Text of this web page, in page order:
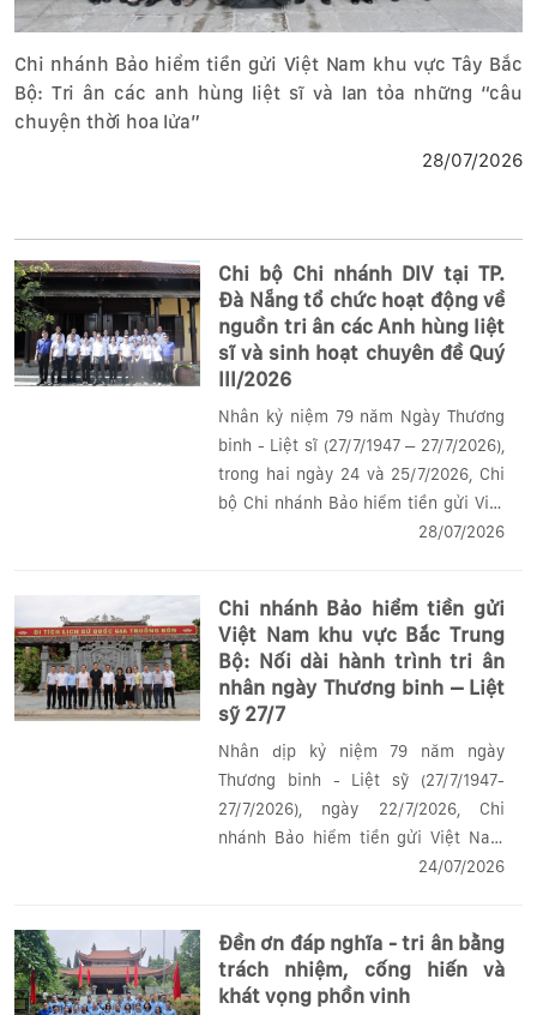
Chi nhánh Bảo hiểm tiền gửi Việt Nam khu vực Tây Bắc
Bộ: Tri ân các anh hùng liệt sĩ và lan tỏa những “câu
chuyện thời hoa lửa”
28/07/2026
Chi bộ Chi nhánh DIV tại TP.
Đà Nẵng tổ chức hoạt động về
nguồn tri ân các Anh hùng liệt
sĩ và sinh hoạt chuyên đề Quý
III/2026
Nhân kỷ niệm 79 năm Ngày Thương
binh - Liệt sĩ (27/7/1947 – 27/7/2026),
trong hai ngày 24 và 25/7/2026, Chi
bộ Chi nhánh Bảo hiểm tiền gửi Việt
Nam (DIV) tại TP. Đà Nẵng đã tổ chức
28/07/2026
Chi nhánh Bảo hiểm tiền gửi
Việt Nam khu vực Bắc Trung
Bộ: Nối dài hành trình tri ân
nhân ngày Thương binh – Liệt
sỹ 27/7
Nhân dịp kỷ niệm 79 năm ngày
Thương binh - Liệt sỹ (27/7/1947-
27/7/2026), ngày 22/7/2026, Chi
nhánh Bảo hiểm tiền gửi Việt Nam
(DIV) khu vực Bắc Trung Bộ đã tổ chức
Khu Di...
24/07/2026
Đền ơn đáp nghĩa - tri ân bằng
trách nhiệm, cống hiến và
khát vọng phồn vinh